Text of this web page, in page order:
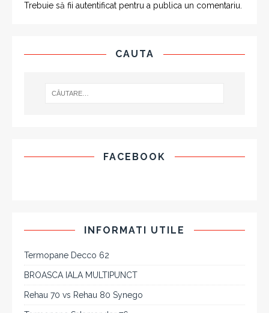
Trebuie să fii autentificat pentru a publica un comentariu.
CAUTA
FACEBOOK
INFORMATI UTILE
Termopane Decco 62
BROASCA IALA MULTIPUNCT
Rehau 70 vs Rehau 80 Synego